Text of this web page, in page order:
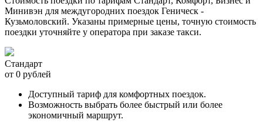
Минивэн для междугородних поездок Геническ -
Кузьмоловский. Указаны примерные цены, точную стоимость
поездки уточняйте у оператора при заказе такси.
Стандарт
от 0 рублей
Доступный тариф для комфортных поездок.
Возможность выбрать более быстрый или более
экономичный маршрут.